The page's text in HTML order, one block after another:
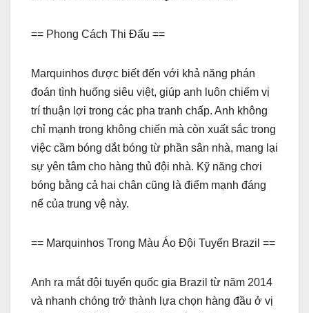
== Phong Cách Thi Đấu ==
Marquinhos được biết đến với khả năng phán
đoán tình huống siêu việt, giúp anh luôn chiếm vị
trí thuận lợi trong các pha tranh chấp. Anh không
chỉ mạnh trong không chiến mà còn xuất sắc trong
việc cầm bóng dắt bóng từ phần sân nhà, mang lại
sự yên tâm cho hàng thủ đội nhà. Kỹ năng chơi
bóng bằng cả hai chân cũng là điểm mạnh đáng
nể của trung vệ này.
== Marquinhos Trong Màu Áo Đội Tuyển Brazil ==
Anh ra mắt đội tuyển quốc gia Brazil từ năm 2014
và nhanh chóng trở thành lựa chọn hàng đầu ở vị